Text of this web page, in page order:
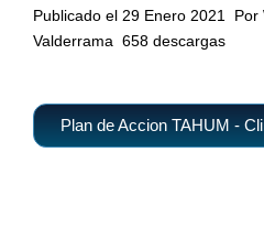
Publicado el 29 Enero 2021
Por
Valderrama 658 descargas
Plan de Accion TAHUM -